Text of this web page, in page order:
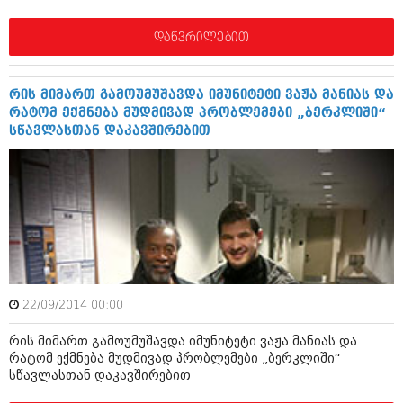
დეკემბერი 2015 (207)
ოქტომბერი 2015 (204)
აგვისტო 2015 (286)
ივლისი 2015 (173)
ივნისი 2015 (261)
მაისი 2015 (194)
აპრილი 2015 (208)
მარტი 2015 (365)
თებერვალი 2015 (286)
იანვარი 2015 (247)
დეკემბერი 2014 (342)
ნოემბერი 2014 (290)
ოქტომბერი 2014 (292)
სექტემბერი 2014 (394)
ივლისი 2014 (313)
ივნისი 2014 (366)
მაისი 2014 (313)
დაწვრილებით
რის მიმართ გამოუმუშავდა იმუნიტეტი ვაჟა მანიას და
რატომ ექმნება მუდმივად პრობლემები „ბერკლიში“
სწავლასთან დაკავშირებით
22/09/2014 00:00
რის მიმართ გამოუმუშავდა იმუნიტეტი ვაჟა მანიას და
რატომ ექმნება მუდმივად პრობლემები „ბერკლიში“
სწავლასთან დაკავშირებით